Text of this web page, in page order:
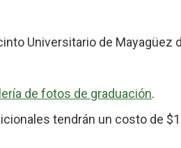
Universitario de Mayagüez
de fotos de graduación.
tendrán un costo de